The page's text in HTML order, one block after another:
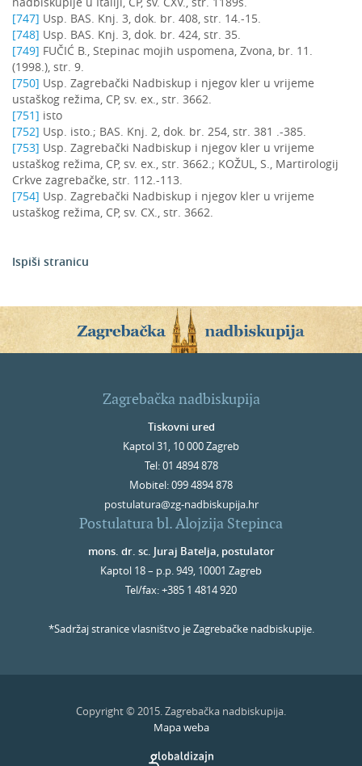
[747] Usp. BAS. Knj. 3, dok. br. 408, str. 14.-15.
[748] Usp. BAS. Knj. 3, dok. br. 424, str. 35.
[749] FUČIĆ B., Stepinac mojih uspomena, Zvona, br. 11.
(1998.), str. 9.
[750] Usp. Zagrebački Nadbiskup i njegov kler u vrijeme
ustaškog režima, CP, sv. ex., str. 3662.
[751] isto
[752] Usp. isto.; BAS. Knj. 2, dok. br. 254, str. 381 .-385.
[753] Usp. Zagrebački Nadbiskup i njegov kler u vrijeme
ustaškog režima, CP, sv. ex., str. 3662.; KOŽUL, S., Martirologij
Crkve zagrebačke, str. 112.-113.
[754] Usp. Zagrebački Nadbiskup i njegov kler u vrijeme
ustaškog režima, CP, sv. CX., str. 3662.
Ispiši stranicu
Zagrebačka nadbiskupija
Tiskovni ured
Kaptol 31, 10 000 Zagreb
Tel: 01 4894 878
Mobitel: 099 4894 878
postulatura@zg-nadbiskupija.hr
Postulatura bl. Alojzija Stepinca
mons. dr. sc. Juraj Batelja, postulator
Kaptol 18 – p.p. 949, 10001 Zagreb
Tel/fax: +385 1 4814 920
*Sadržaj stranice vlasništvo je Zagrebačke nadbiskupije.
Copyright © 2015. Zagrebačka nadbiskupija.
Mapa weba